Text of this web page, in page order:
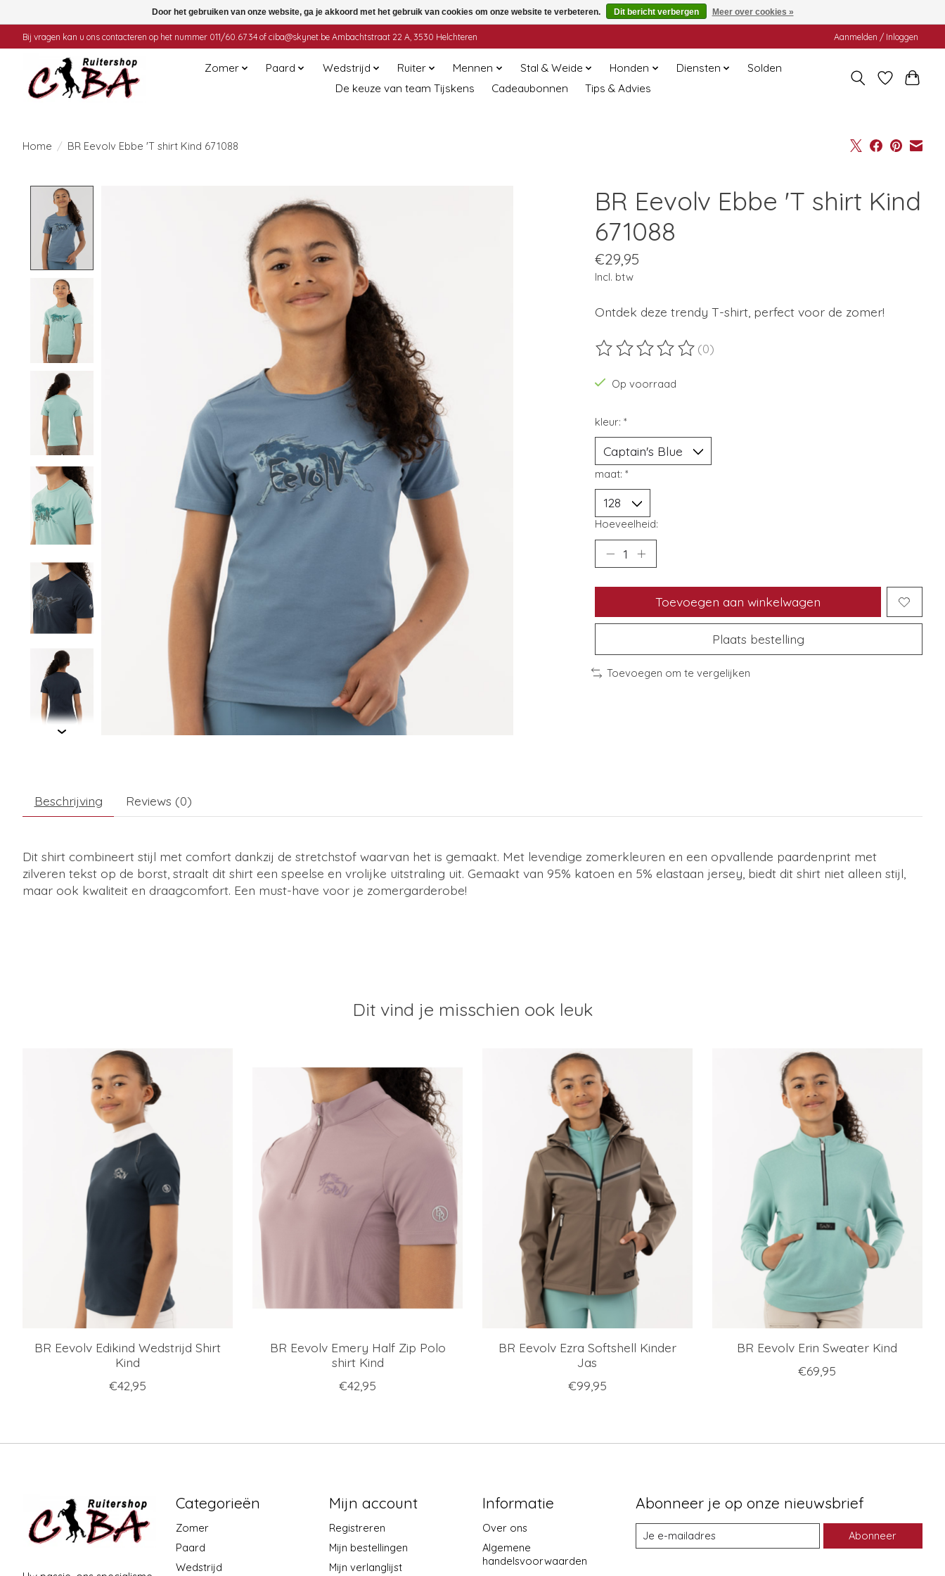
Bij vragen kan u ons contacteren op het nummer 011/60.67.34 of ciba@skynet.be Ambachtstraat 22 A, 3530 Helchteren Aanmelden / Inloggen
Zomer Paard Wedstrijd Ruiter Mennen Stal & Weide Honden Diensten
Solden
De keuze van team Tijskens
Cadeaubonnen Tips & Advies
Home / BR Eevolv Ebbe 'T shirt Kind 671088
BR Eevolv Ebbe 'T shirt Kind
671088
€29,95
Incl. btw
Ontdek deze trendy T-shirt, perfect voor de zomer!
De beoordeling van dit product is
(0)
Op voorraad
kleur: *
maat: *
Hoeveelheid:
Toevoegen aan winkelwagen
Plaats bestelling
Toevoegen om te vergelijken
Beschrijving Reviews (0)
Dit shirt combineert stijl met comfort dankzij de stretchstof waarvan het is gemaakt. Met levendige zomerkleuren en een opvallende paardenprint met
zilveren tekst op de borst, straalt dit shirt een speelse en vrolijke uitstraling uit. Gemaakt van 95% katoen en 5% elastaan jersey, biedt dit shirt niet alleen stijl,
maar ook kwaliteit en draagcomfort. Een must-have voor je zomergarderobe!
Dit vind je misschien ook leuk
Items van productcarrousel
BR Eevolv Edikind Wedstrijd Shirt
Kind
€42,95
BR Eevolv Emery Half Zip Polo
shirt Kind
€42,95
BR Eevolv Ezra Softshell Kinder
Jas
€99,95
BR Eevolv Erin Sweater Kind
€69,95
Categorieën
Zomer
Paard
Wedstrijd
Mijn account
Registreren
Mijn bestellingen
Mijn verlanglijst
Informatie
Over ons
Algemene
handelsvoorwaarden
Abonneer je op onze nieuwsbrief
Abonneer
Door het gebruiken van onze website, ga je akkoord met het gebruik van cookies om onze website te verbeteren. Dit bericht verbergen Meer over cookies »